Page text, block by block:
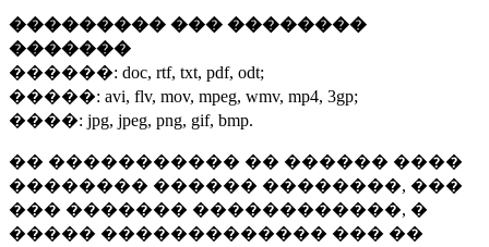
��������� ��� ��������
�������
������: doc, rtf, txt, pdf, odt;
�����: avi, flv, mov, mpeg, wmv, mp4, 3gp;
����: jpg, jpeg, png, gif, bmp.
�� ����������� �� ������ ����
�������� ������ ��������, ���
��� ������� ������������, �
����� ������������� ��� ��